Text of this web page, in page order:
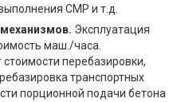
СМР и т.д.
Эксплуатация
маш./часа.
перебазировки,
транспортных
порционной подачи бетона